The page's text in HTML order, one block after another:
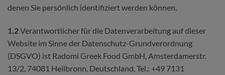
denen Sie persönlich identifiziert werden können.
1.2Verantwortlicher für die Datenverarbeitung auf dieser
Website im Sinne der Datenschutz-Grundverordnung
(DSGVO) ist Radomi Greek Food GmbH, Amsterdamerstr.
13/2, 74081 Heilbronn, Deutschland, Tel.: +49 7131